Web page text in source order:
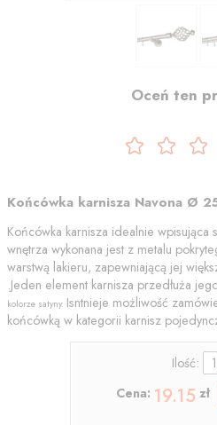
Oceń ten
Końcówka karnisza Navona Ø
Końcówka karnisza idealnie wpisująca
wnętrza wykonana jest z metalu
warstwą lakieru, zapewniającą jej
.Jeden element karnisza przedłuża
kolorze satyny. Isntnieje możliwość
końcówką w kategorii karnisz
Ilość:
Cena: 19.15 zł